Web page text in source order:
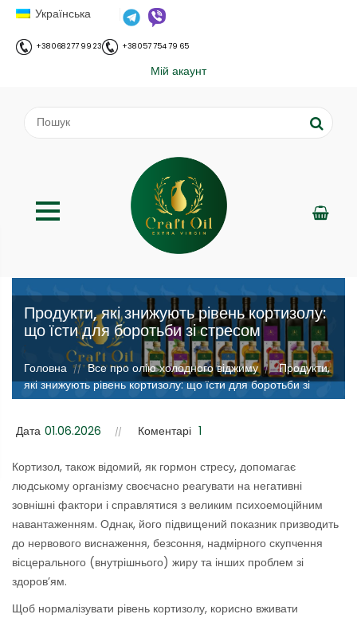
Українська
+38 068 277 99 23 +38 057 754 79 65
Мій акаунт
Продукти, які знижують рівень кортизолу:
що їсти для боротьби зі стресом
;
Головна // Все про олію холодного віджиму // Продукти,
які знижують рівень кортизолу: що їсти для боротьби зі
стресом
Дата 01.06.2026 Коментарі 1
Кортизол, також відомий, як гормон стресу, допомагає
людському організму своєчасно реагувати на негативні
зовнішні фактори і справлятися з великим психоемоційним
навантаженням. Однак, його підвищений показник призводить
до нервового виснаження, безсоння, надмірного скупчення
вісцерального (внутрішнього) жиру та інших проблем зі
здоров’ям.
Щоб нормалізувати рівень кортизолу, корисно вживати